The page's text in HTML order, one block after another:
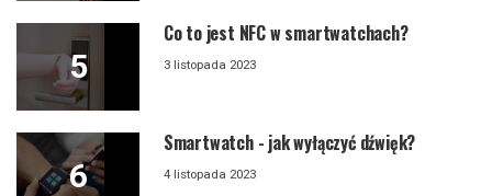
Co to jest NFC w smartwatchach?
3 listopada 2023
Smartwatch - jak wyłączyć dźwięk?
4 listopada 2023